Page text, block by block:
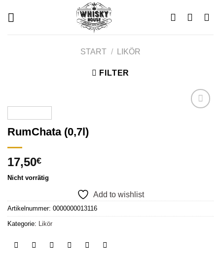
START / LIKÖR
FILTER
RumChata (0,7l)
17,50€
Nicht vorrätig
Add to wishlist
Artikelnummer: 0000000013116
Kategorie: Likör